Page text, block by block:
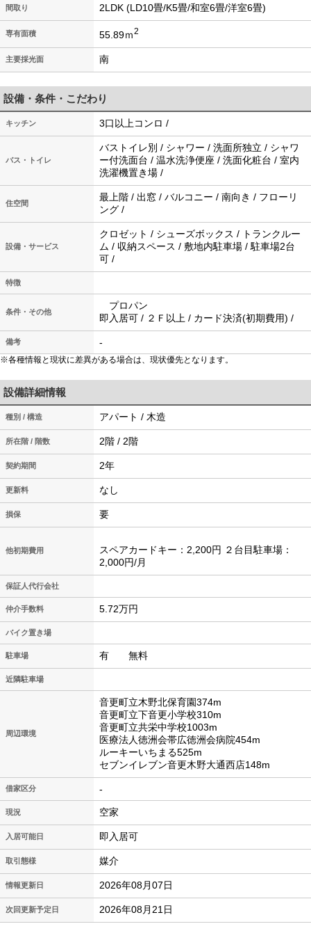
間取り 2LDK (LD10畳/K5畳/和室6畳/洋室6畳)
専有面積 55.89ｍ2
主要採光面 南
設備・条件・こだわり
キッチン 3口以上コンロ /
バス・トイレ
バストイレ別 / シャワー / 洗面所独立 / シャワ
ー付洗面台 / 温水洗浄便座 / 洗面化粧台 / 室内
洗濯機置き場 /
住空間
最上階 / 出窓 / バルコニー / 南向き / フローリ
ング /
設備・サービス
クロゼット / シューズボックス / トランクルー
ム / 収納スペース / 敷地内駐車場 / 駐車場2台
可 /
特徴
条件・その他
プロパン
即入居可 / ２Ｆ以上 / カード決済(初期費用) /
備考 -
※各種情報と現状に差異がある場合は、現状優先となります。
設備詳細情報
種別 / 構造 アパート / 木造
所在階 / 階数 2階 / 2階
契約期間 2年
更新料 なし
損保 要
他初期費用
スペアカードキー：2,200円 ２台目駐車場：
2,000円/月
保証人代行会社
仲介手数料 5.72万円
バイク置き場
駐車場 有 無料
近隣駐車場
周辺環境
音更町立木野北保育園374m
音更町立下音更小学校310m
音更町立共栄中学校1003m
医療法人徳洲会帯広徳洲会病院454m
ルーキーいちまる525m
セブンイレブン音更木野大通西店148m
借家区分 -
現況 空家
入居可能日 即入居可
取引態様 媒介
情報更新日 2026年08月07日
次回更新予定日 2026年08月21日